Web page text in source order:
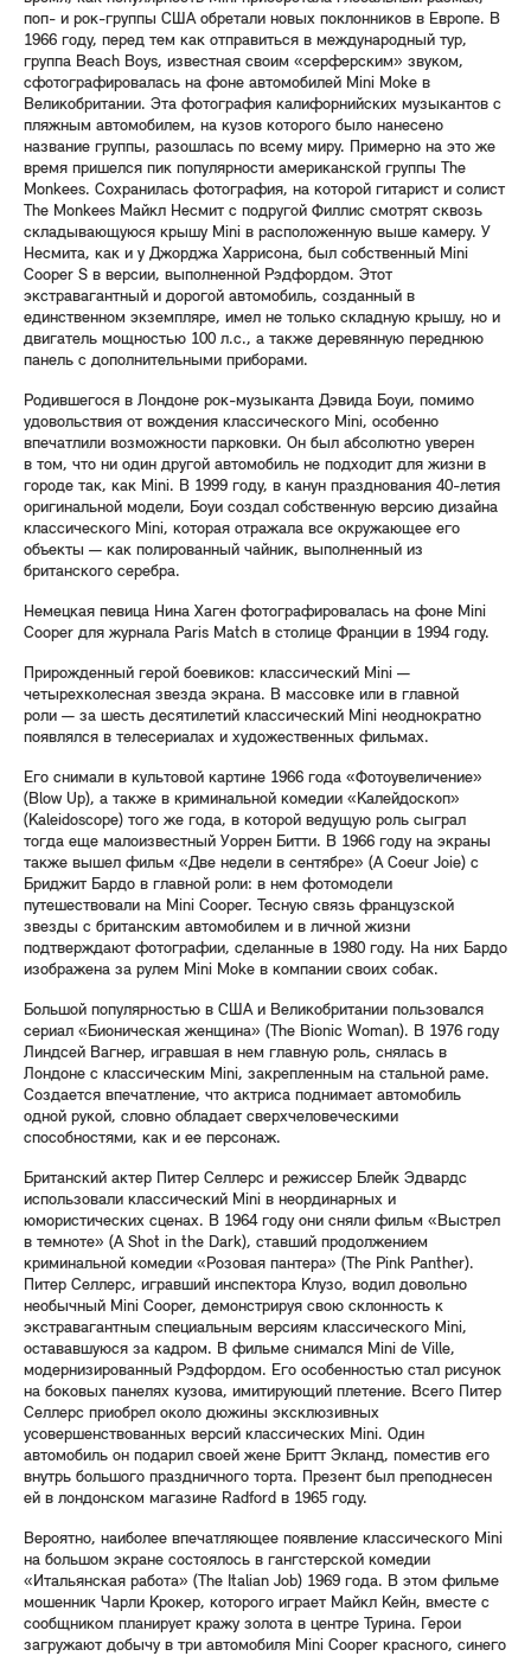
поп- и рок-группы США обретали новых поклонников в Европе. В
1966 году, перед тем как отправиться в международный тур,
группа Beach Boys, известная своим «серферским» звуком,
сфотографировалась на фоне автомобилей Mini Moke в
Великобритании. Эта фотография калифорнийских музыкантов с
пляжным автомобилем, на кузов которого было нанесено
название группы, разошлась по всему миру. Примерно на это же
время пришелся пик популярности американской группы The
Monkees. Сохранилась фотография, на которой гитарист и солист
The Monkees Майкл Несмит с подругой Филлис смотрят сквозь
складывающуюся крышу Mini в расположенную выше камеру. У
Несмита, как и у Джорджа Харрисона, был собственный Mini
Cooper S в версии, выполненной Рэдфордом. Этот
экстравагантный и дорогой автомобиль, созданный в
единственном экземпляре, имел не только складную крышу, но и
двигатель мощностью 100 л.с., а также деревянную переднюю
панель с дополнительными приборами.
Родившегося в Лондоне рок-музыканта Дэвида Боуи, помимо
удовольствия от вождения классического Mini, особенно
впечатлили возможности парковки. Он был абсолютно уверен
в том, что ни один другой автомобиль не подходит для жизни в
городе так, как Mini. В 1999 году, в канун празднования 40-летия
оригинальной модели, Боуи создал собственную версию дизайна
классического Mini, которая отражала все окружающее его
объекты — как полированный чайник, выполненный из
британского серебра.
Немецкая певица Нина Хаген фотографировалась на фоне Mini
Cooper для журнала Paris Match в столице Франции в 1994 году.
Прирожденный герой боевиков: классический Mini —
четырехколесная звезда экрана. В массовке или в главной
роли — за шесть десятилетий классический Mini неоднократно
появлялся в телесериалах и художественных фильмах.
Его снимали в культовой картине 1966 года «Фотоувеличение»
(Blow Up), а также в криминальной комедии «Калейдоскоп»
(Kaleidoscope) того же года, в которой ведущую роль сыграл
тогда еще малоизвестный Уоррен Битти. В 1966 году на экраны
также вышел фильм «Две недели в сентябре» (A Coeur Joie) с
Бриджит Бардо в главной роли: в нем фотомодели
путешествовали на Mini Cooper. Тесную связь французской
звезды с британским автомобилем и в личной жизни
подтверждают фотографии, сделанные в 1980 году. На них Бардо
изображена за рулем Mini Moke в компании своих собак.
Большой популярностью в США и Великобритании пользовался
сериал «Бионическая женщина» (The Bionic Woman). В 1976 году
Линдсей Вагнер, игравшая в нем главную роль, снялась в
Лондоне с классическим Mini, закрепленным на стальной раме.
Создается впечатление, что актриса поднимает автомобиль
одной рукой, словно обладает сверхчеловеческими
способностями, как и ее персонаж.
Британский актер Питер Селлерс и режиссер Блейк Эдвардс
использовали классический Mini в неординарных и
юмористических сценах. В 1964 году они сняли фильм «Выстрел
в темноте» (A Shot in the Dark), ставший продолжением
криминальной комедии «Розовая пантера» (The Pink Panther).
Питер Селлерс, игравший инспектора Клузо, водил довольно
необычный Mini Cooper, демонстрируя свою склонность к
экстравагантным специальным версиям классического Mini,
остававшуюся за кадром. В фильме снимался Mini de Ville,
модернизированный Рэдфордом. Его особенностью стал рисунок
на боковых панелях кузова, имитирующий плетение. Всего Питер
Селлерс приобрел около дюжины эксклюзивных
усовершенствованных версий классических Mini. Один
автомобиль он подарил своей жене Бритт Экланд, поместив его
внутрь большого праздничного торта. Презент был преподнесен
ей в лондонском магазине Radford в 1965 году.
Вероятно, наиболее впечатляющее появление классического Mini
на большом экране состоялось в гангстерской комедии
«Итальянская работа» (The Italian Job) 1969 года. В этом фильме
мошенник Чарли Крокер, которого играет Майкл Кейн, вместе с
сообщником планирует кражу золота в центре Турина. Герои
загружают добычу в три автомобиля Mini Cooper красного, синего